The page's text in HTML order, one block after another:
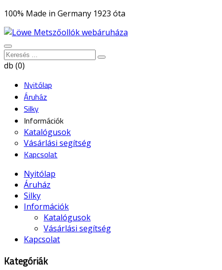
100% Made in Germany 1923 óta
db (0)
Nyitólap
Áruház
Silky
Információk
Katalógusok
Vásárlási segítség
Kapcsolat
Nyitólap
Áruház
Silky
Információk
Katalógusok
Vásárlási segítség
Kapcsolat
Kategóriák